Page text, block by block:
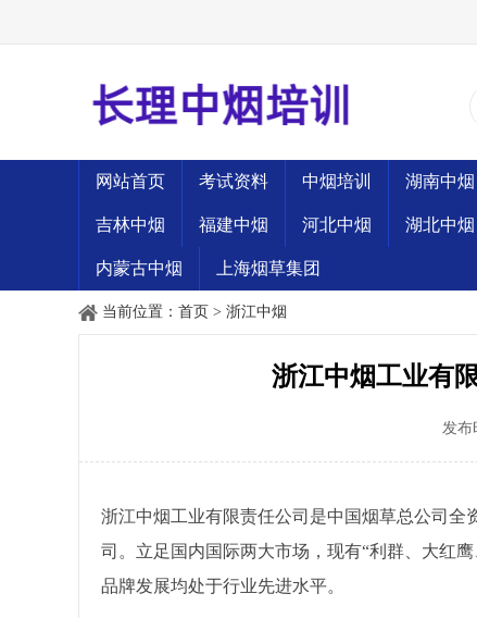
网站首页 考试资料 中烟培训 湖南中烟
吉林中烟 福建中烟 河北中烟 湖北中烟
内蒙古中烟 上海烟草集团
当前位置： 首页 > 浙江中烟
浙江中烟工业有
发布
浙江中烟工业有限责任公司是中国烟草总公司
司。立足国内国际两大市场，现有“利群、大红
品牌发展均处于行业先进水平。